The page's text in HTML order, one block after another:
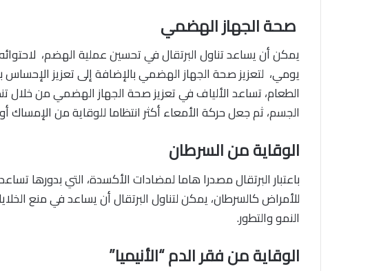
صحة الجهاز الهضمي
يمكن أن يساعد تناول البرتقال في تحسين عملية الهضم،
يومي، لتعزيز صحة الجهاز الهضمي بالإضافة إلى تعزيز الإحساس
الطعام، تساعد الألياف في تعزيز صحة الجهاز الهضمي من خلال
الجسم، ثم جعل حركة الأمعاء أكثر انتظاما للوقاية من الإمساك
الوقاية من السرطان
باعتبار البرتقال مصدرا هاما لمضادات الأكسدة، التي بدورها
للأمراض كالسرطان، يمكن لتناول البرتقال أن يساعد في منع
النمو والتطور.
الوقاية من فقر الدم “الأنيميا”